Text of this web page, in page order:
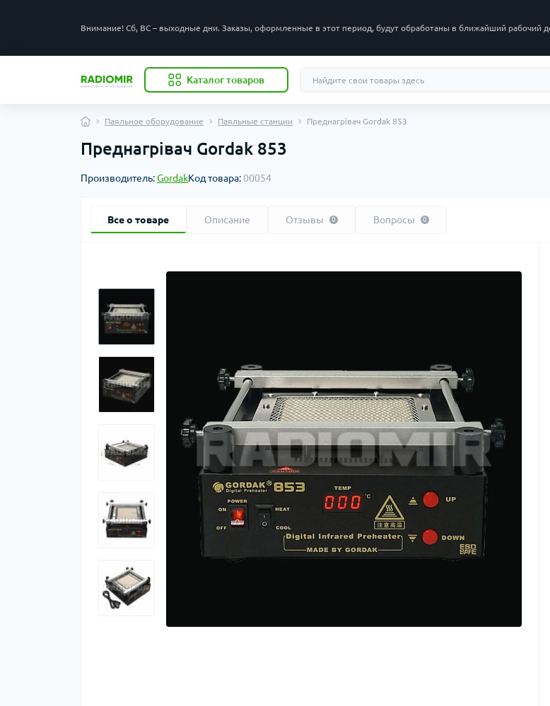
Внимание! Сб, ВС – выходные дни. Заказы, оформленные в этот период, будут обработаны в ближайший рабочий
Каталог товаров
Паяльное оборудование Паяльные станции Преднагрівач Gordak 853
Преднагрівач Gordak 853
Производитель:GordakКод товара:00054
Все о товаре Описание Отзывы 0 Вопросы 0